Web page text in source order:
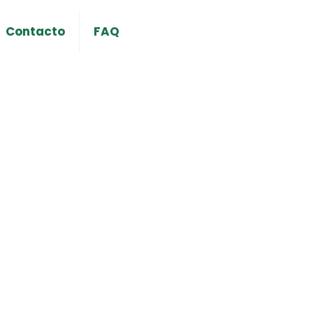
Contacto FAQ